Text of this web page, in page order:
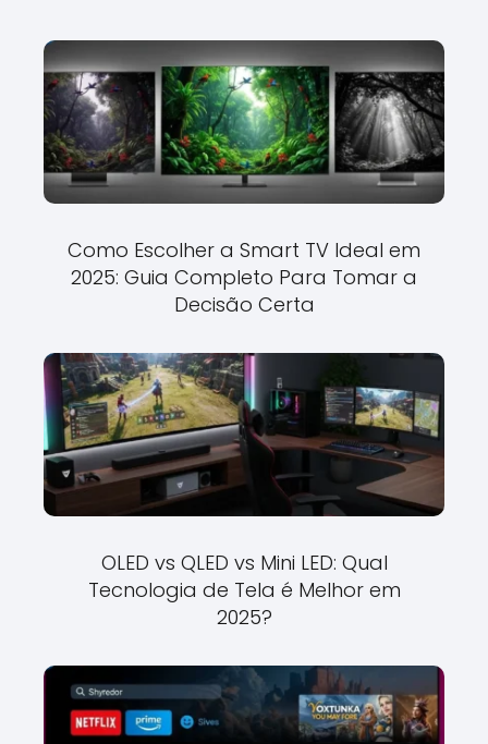
Como Escolher a Smart TV Ideal em
2025: Guia Completo Para Tomar a
Decisão Certa
OLED vs QLED vs Mini LED: Qual
Tecnologia de Tela é Melhor em
2025?